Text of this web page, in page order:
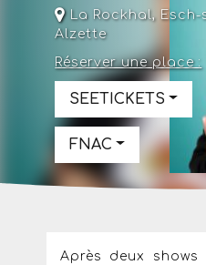
La Rockhal, Esch-
Alzette
Réserver une place :
SEETICKETS
FNAC
Après deux